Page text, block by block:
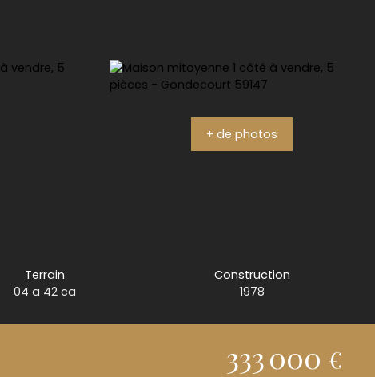
+ de photos
Terrain
04 a 42 ca
Construction
1978
333 000 €